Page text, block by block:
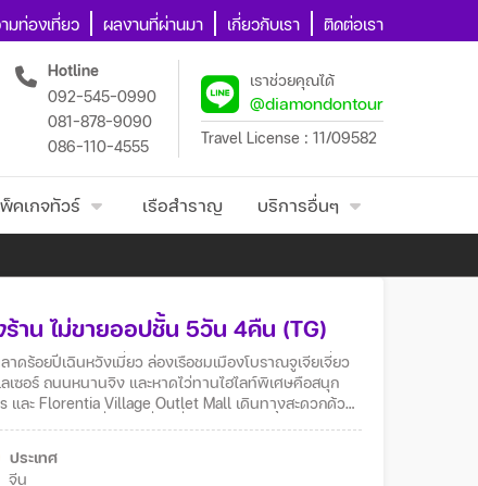
มท่องเที่ยว ผลงานที่ผ่านมา เกี่ยวกับเรา ติดต่อเรา
Hotline
092-545-0990
081-878-9090
086-110-4555
เราช่วยคุณได้
@diamondontour
Travel License : 11/09582
คเกจทัวร์ เรือสำราญ บริการอื่นๆ
าน ไม่ขายออปชั้น 5วัน 4คืน (TG)
ดร้อยปีเฉินหวังเมี่ยว ล่องเรือชมเมืองโบราณจูเจียเจี่ยว
ซอร์ ถนนหนานจิง และหาดไว่ทานไฮไลท์พิเศษคือสนุก
และ Florentia Village Outlet Mall เดินทางสะดวกด้วย
ประเทศ
จีน